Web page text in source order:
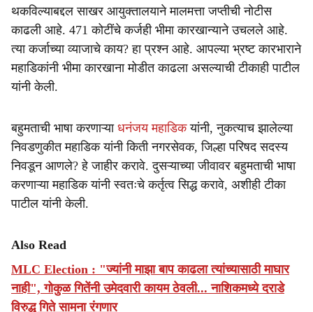
थकविल्याबद्दल साखर आयुक्तालयाने मालमत्ता जप्तीची नोटीस
काढली आहे. 471 कोटींचे कर्जही भीमा कारखान्याने उचलले आहे.
त्या कर्जाच्या व्याजाचे काय? हा प्रश्न आहे. आपल्या भ्रष्ट कारभाराने
महाडिकांनी भीमा कारखाना मोडीत काढला असल्याची टीकाही पाटील
यांनी केली.
बहुमताची भाषा करणाऱ्या धनंजय महाडिकयांनी, नुकत्याच झालेल्या
निवडणुकीत महाडिक यांनी किती नगरसेवक, जिल्हा परिषद सदस्य
निवडून आणले? हे जाहीर करावे. दुसऱ्याच्या जीवावर बहुमताची भाषा
करणाऱ्या महाडिक यांनी स्वतःचे कर्तृत्व सिद्ध करावे, अशीही टीका
पाटील यांनी केली.
Also Read
MLC Election : "ज्यांनी माझा बाप काढला त्यांच्यासाठी माघार
नाही", गोकुळ गितेंनी उमेदवारी कायम ठेवली... नाशिकमध्ये दराडे
विरुद्ध गिते सामना रंगणार